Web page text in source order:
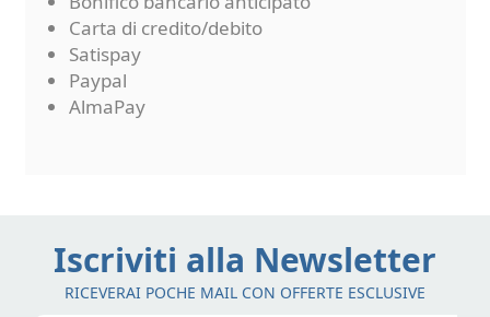
Carta di credito/debito
Satispay
Paypal
AlmaPay
Iscriviti alla Newsletter
RICEVERAI POCHE MAIL CON OFFERTE ESCLUSIVE